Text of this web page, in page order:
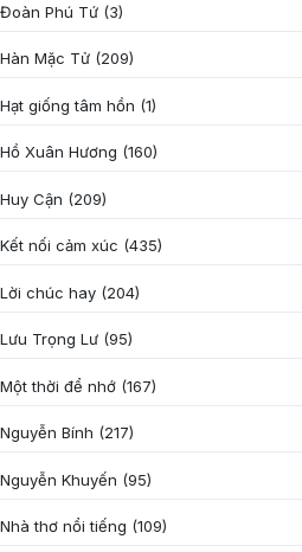
Đoàn Phú Tứ (3)
Hàn Mặc Tử (209)
Hạt giống tâm hồn (1)
Hồ Xuân Hương (160)
Huy Cận (209)
Kết nối cảm xúc (435)
Lời chúc hay (204)
Lưu Trọng Lư (95)
Một thời để nhớ (167)
Nguyễn Bính (217)
Nguyễn Khuyến (95)
Nhà thơ nổi tiếng (109)